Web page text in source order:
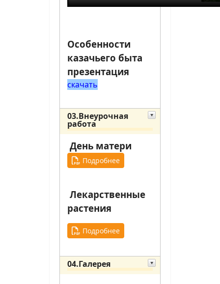
Особенности
казачьего быта
презентация
скачать
03.Внеурочная
работа
День матери
Подробнее
Лекарственные
растения
Подробнее
04.Галерея